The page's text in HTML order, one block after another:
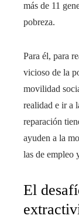
más de 11
pobreza.
Para él, para
vicioso de la
movilidad
realidad e ir a
reparación
ayuden a la
las de empleo
El